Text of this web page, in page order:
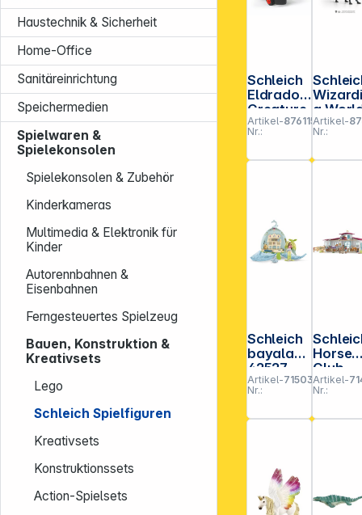
Haustechnik & Sicherheit
Home-Office
Sanitäreinrichtung
Speichermedien
Spielwaren &
Spielekonsolen
Spielekonsolen & Zubehör
Kinderkameras
Multimedia & Elektronik für
Kinder
Autorennbahnen &
Eisenbahnen
Ferngesteuertes Spielzeug
Bauen, Konstruktion &
Kreativsets
Lego
Schleich Spielfiguren
Kreativsets
Konstruktionssets
Action-Spielsets
Schleich
Eldrador
Creature
s Lava-
Crashmo
Artikel-
Nr.:
876115
g
13996
Artikel-
Nr.:
Schleich
bayala
42527
Mystisch
e
k
Artikel-
Nr.:
715038
Horse
Club
42567
Artikel-
Nr.: